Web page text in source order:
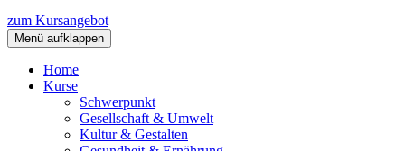
zum Kursangebot
Menü aufklappen
Home
Kurse
Schwerpunkt
Gesellschaft & Umwelt
Kultur & Gestalten